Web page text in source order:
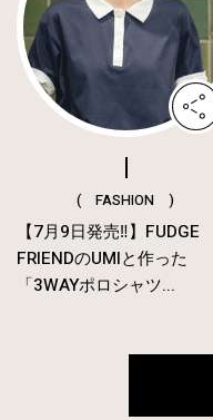
( FASHION )
【7月9日発売‼︎】FUDGE
FRIENDのUMIと作った
「3WAYポロシャツ...